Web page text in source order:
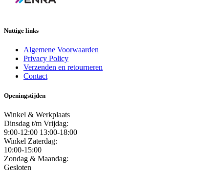
Nuttige links
Algemene Voorwaarden
Privacy Policy
Verzenden en retourneren
Contact
Openingstijden
Winkel & Werkplaats
Dinsdag t/m Vrijdag:
9:00-12:00 13:00-18:00
Winkel Zaterdag:
10:00-15:00
Zondag & Maandag:
Gesloten